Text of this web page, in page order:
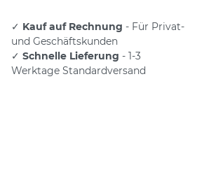
✓ Kauf auf Rechnung - Für Privat-
und Geschäftskunden
✓ Schnelle Lieferung - 1-3
Werktage Standardversand